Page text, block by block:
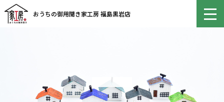
おうちの御用聞き家工房 福島黒岩店